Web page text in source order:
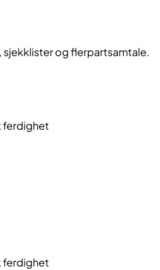
og flerpartsamtale.
ferdighet
ferdighet